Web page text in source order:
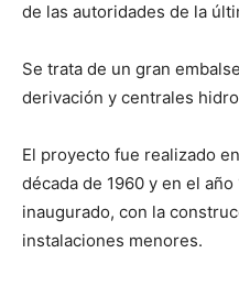
de las autoridades de la
Se trata de un gran
derivación y centrales
El proyecto fue realizado
década de 1960 y en el
inaugurado, con la
instalaciones menores.